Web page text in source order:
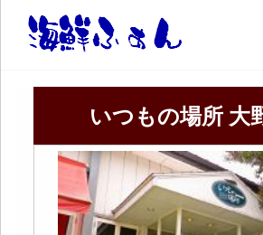
いつもの場所 大